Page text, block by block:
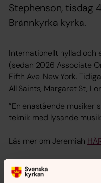
Stephenson, tisdag
Brännkyrka kyrka.
Internationellt hyllad och
(sedan 2026 Associate
Fifth Ave, New York.
All Saints, Margaret St,
”En enastående musiker
teknik med lysande
Läs mer om Jeremiah